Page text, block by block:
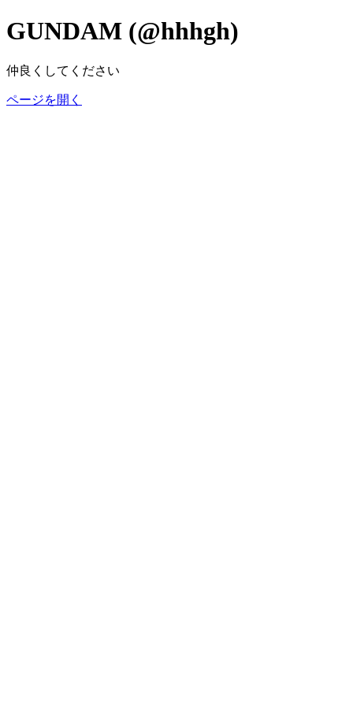
GUNDAM (@hhhgh)
仲良くしてください
ページを開く